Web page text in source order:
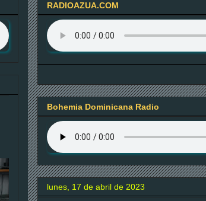
RADIOAZUA.COM
Bohemia Dominicana Radio
lunes, 17 de abril de 2023